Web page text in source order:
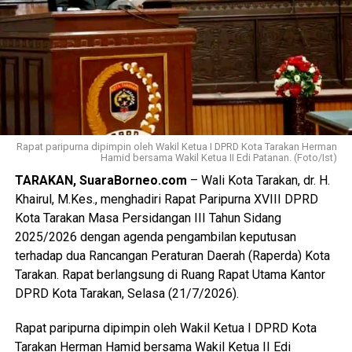
Views: 46
Bagikan ke
WhatsApp 0 Facebook 0
Messenger 0
Rapat paripurna dipimpin oleh Wakil Ketua I DPRD Kota Tarakan Herman
Hamid bersama Wakil Ketua II Edi Patanan. (Foto/Ist)
TARAKAN, SuaraBorneo.com – Wali Kota Tarakan, dr. H.
Khairul, M.Kes., menghadiri Rapat Paripurna XVIII DPRD
Kota Tarakan Masa Persidangan III Tahun Sidang
2025/2026 dengan agenda pengambilan keputusan
terhadap dua Rancangan Peraturan Daerah (Raperda) Kota
Tarakan. Rapat berlangsung di Ruang Rapat Utama Kantor
DPRD Kota Tarakan, Selasa (21/7/2026).
Rapat paripurna dipimpin oleh Wakil Ketua I DPRD Kota
Tarakan Herman Hamid bersama Wakil Ketua II Edi